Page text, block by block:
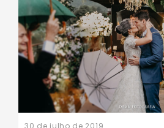
30 de julho de 2019